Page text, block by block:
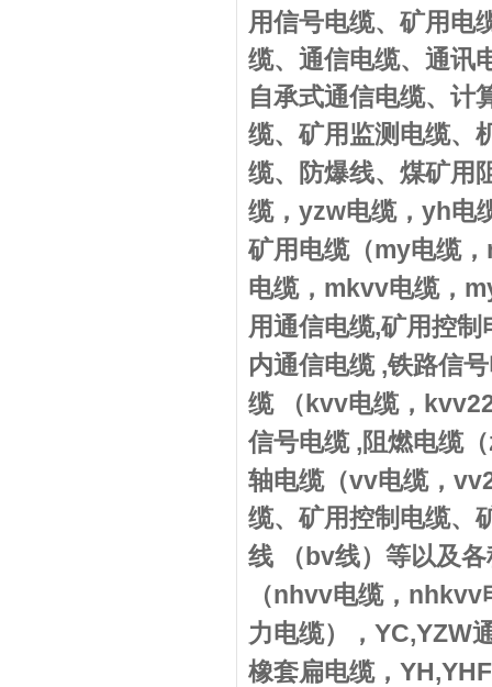
用信号电缆、矿用电
缆、通信电缆、通讯
自承式通信电缆、计
缆、矿用监测电缆、
缆、防爆线、煤矿用
缆， yzw电缆， yh电
矿用电缆（my电缆，
电缆， mkvv电缆，
用通信电缆,矿用控制
内通信电缆,铁路信
缆
（kvv电缆，
信号电缆, 阻燃电缆（
轴电缆（vv电缆，
缆、矿用控制电缆、
线
（bv线）等以及
（nhvv电缆， nhkvv
力电缆）， YC,YZW
橡套扁电缆， YH,YHF